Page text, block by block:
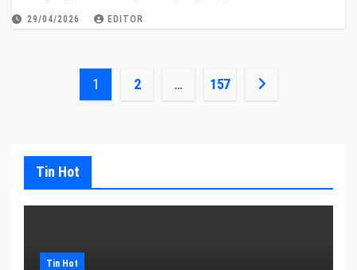
29/04/2026 EDITOR
Phân
bài
viết
1 2 … 157
Tin Hot
Tin Hot